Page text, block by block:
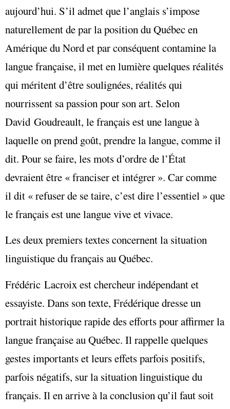
aujourd’hui. S’il admet que l’anglais s’impose
naturellement de par la position du Québec en
Amérique du Nord et par conséquent contamine la
langue française, il met en lumière quelques réalités
qui méritent d’être soulignées, réalités qui
nourrissent sa passion pour son art. Selon
David Goudreault, le français est une langue à
laquelle on prend goût, prendre la langue, comme il
dit. Pour se faire, les mots d’ordre de l’État
devraient être « franciser et intégrer ». Car comme
il dit « refuser de se taire, c’est dire l’essentiel » que
le français est une langue vive et vivace.
Les deux premiers textes concernent la situation
linguistique du français au Québec.
Frédéric Lacroix est chercheur indépendant et
essayiste. Dans son texte, Frédérique dresse un
portrait historique rapide des efforts pour affirmer la
langue française au Québec. Il rappelle quelques
gestes importants et leurs effets parfois positifs,
parfois négatifs, sur la situation linguistique du
français. Il en arrive à la conclusion qu’il faut soit